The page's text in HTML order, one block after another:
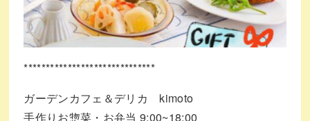
******************************
ガーデンカフェ＆デリカ kimoto
手作りお惣菜・お弁当 9:00~18:00